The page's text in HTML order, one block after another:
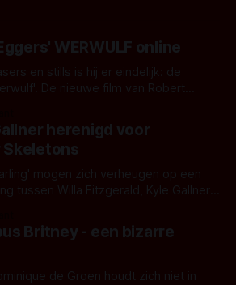
WERWULF online
en stills is hij er eindelijk: de
De nieuwe film van Robert
mythe. Het topic deze keer is (kon
weerwolf. Kijk je mee?
herenigd voor
mogen zich verheugen op een
tussen Willa Fitzgerald, Kyle Gallner
creature feature waarvoor de
in Australië.
Britney - een bizarre
de Groen houdt zich niet in